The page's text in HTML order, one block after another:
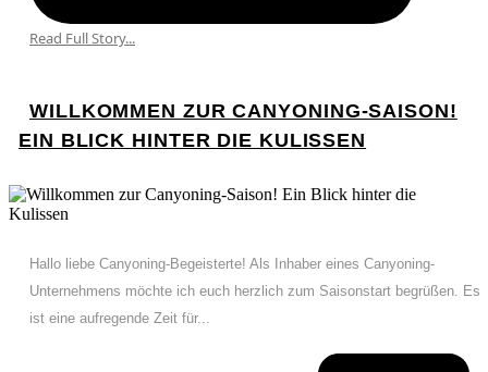
Read Full Story...
WILLKOMMEN ZUR CANYONING-SAISON!
EIN BLICK HINTER DIE KULISSEN
Hallo liebe Canyoning-Begeisterte! Als Inhaber eines Canyoning-
Unternehmens möchte ich euch herzlich zum Saisonstart begrüßen. Es
ist eine aufregende Zeit für...